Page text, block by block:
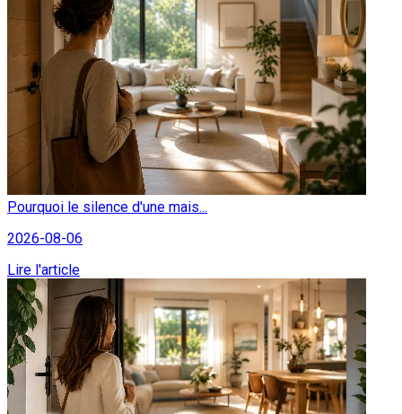
Pourquoi le silence d'une mais...
2026-08-06
Lire l'article